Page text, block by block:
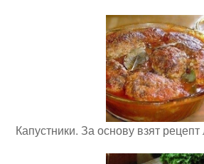
Капустники. За основу взят